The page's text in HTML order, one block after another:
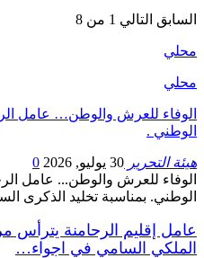
السابق التالي 1 من 8
محلي
محلي
الوفاء للعرش والوطن… عامل
الوطني .
هيئة التحرير 30 يوليو, 2026
0
الوفاء للعرش والوطن... عامل
الوطني. بمناسبة تخليد الذكرى
عامل إقليم الرحامنة يترأس
الملكي السامي في اجواء…